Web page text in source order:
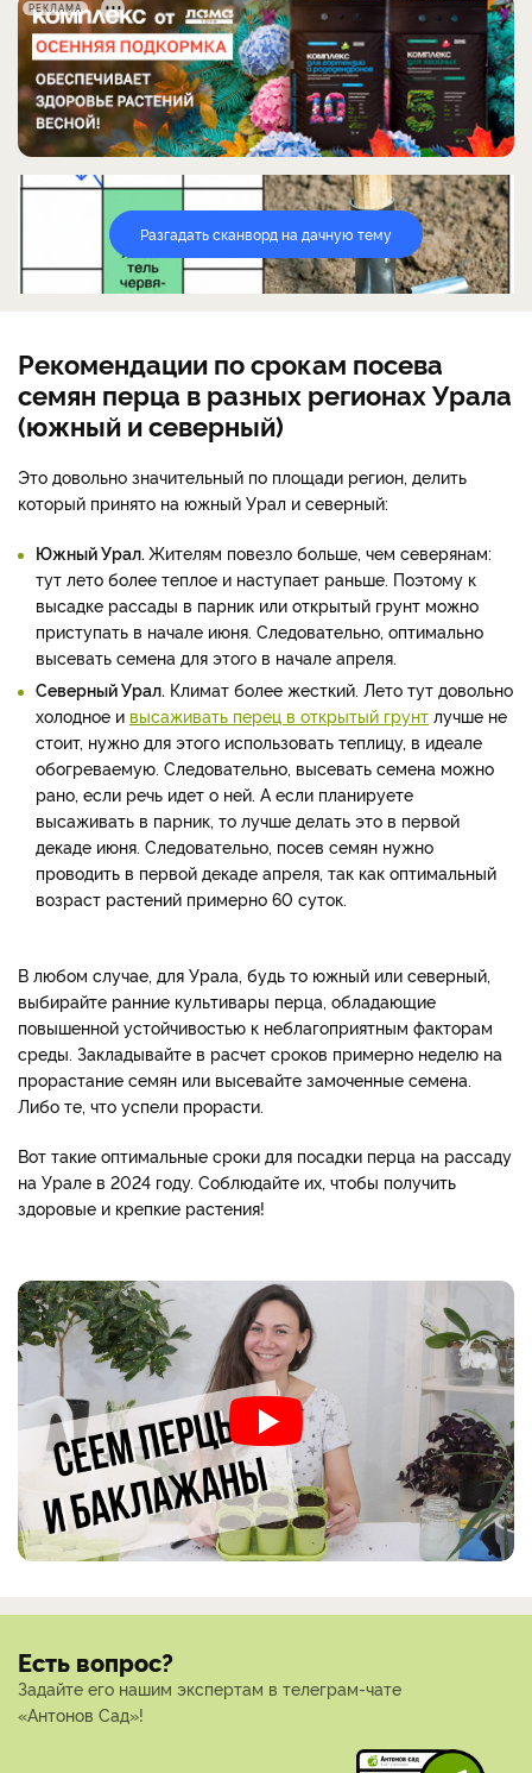
РЕКЛАМА
Разгадать сканворд на дачную тему
Рекомендации по срокам посева
семян перца в разных регионах Урала
(южный и северный)
Это довольно значительный по площади регион, делить
который принято на южный Урал и северный:
Южный Урал. Жителям повезло больше, чем северянам:
тут лето более теплое и наступает раньше. Поэтому к
высадке рассады в парник или открытый грунт можно
приступать в начале июня. Следовательно, оптимально
высевать семена для этого в начале апреля.
Северный Урал. Климат более жесткий. Лето тут довольно
холодное и высаживать перец в открытый грунт лучше не
стоит, нужно для этого использовать теплицу, в идеале
обогреваемую. Следовательно, высевать семена можно
рано, если речь идет о ней. А если планируете
высаживать в парник, то лучше делать это в первой
декаде июня. Следовательно, посев семян нужно
проводить в первой декаде апреля, так как оптимальный
возраст растений примерно 60 суток.
В любом случае, для Урала, будь то южный или северный,
выбирайте ранние культивары перца, обладающие
повышенной устойчивостью к неблагоприятным факторам
среды. Закладывайте в расчет сроков примерно неделю на
прорастание семян или высевайте замоченные семена.
Либо те, что успели прорасти.
Вот такие оптимальные сроки для посадки перца на рассаду
на Урале в 2024 году. Соблюдайте их, чтобы получить
здоровые и крепкие растения!
Есть вопрос?
Задайте его нашим экспертам в телеграм-чате
«Антонов Сад»!